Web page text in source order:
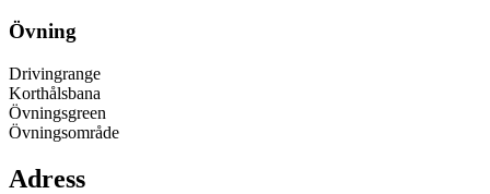
Övning
Drivingrange
Korthålsbana
Övningsgreen
Övningsområde
Adress